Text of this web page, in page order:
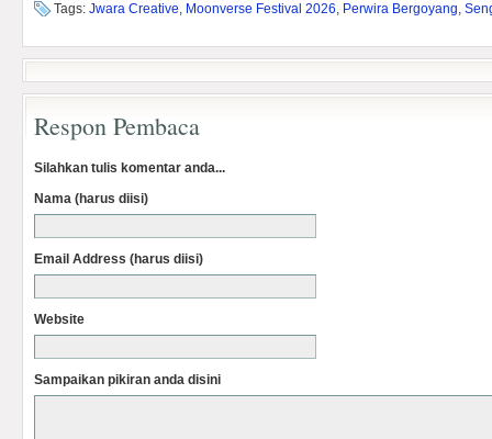
Tags: Jwara Creative, Moonverse Festival 2026, Perwira Bergoyang,
Respon Pembaca
Silahkan tulis komentar anda...
Nama (harus diisi)
Email Address (harus diisi)
Website
Sampaikan pikiran anda disini